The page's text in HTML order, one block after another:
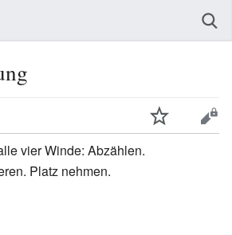
vier Winde: Abzählen.
Platz nehmen.